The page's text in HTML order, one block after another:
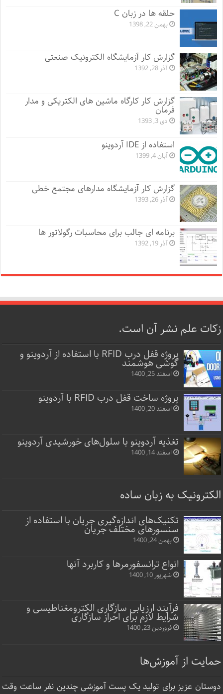
حلقه ها در زبان C
بهمن 22, 1398
گزارش کار آزمایشگاه الکترونیک صنعتی
آذر 28, 1392
گزارش کار کارگاه ماشین های الکتریکی و مدار
فرمان
دی 3, 1393
استفاده از IDE آردوینو
آبان 4, 1399
گزارش کار آزمایشگاه مدارهای مجتمع خطی
آذر 26, 1393
برنامه ای جالب برای محاسبات رگولاتور ها
آذر 19, 1392
زکات علم نشر آن است.
پروژه قفل‌ درب RFID با استفاده از آردوینو و
گوشی هوشمند
اسفند 25, 1400
پروژه ساخت قفل‌ درب RFID با آردوینو
اسفند 20, 1400
تغذیه آردوینو با سلول‌های خورشیدی آردوینو
اسفند 14, 1400
الکترونیک به زبان ساده
تکنیک‌های اندازه‌گیری جریان با استفاده از
سنسورهای مختلف جریان
بهمن 24, 1400
انواع ترانسفورمرها و کاربرد آنها
شهریور 10, 1400
فرآیند ارزیابی سازگاری الکترومغناطیسی و
شرایط لازم برای احراز سازگاری
فروردین 23, 1400
حمایت از آموزش‌ها
دوستان عزیز برای تولید یک پست آموزشی چندین نفر ساعت‌ وقت